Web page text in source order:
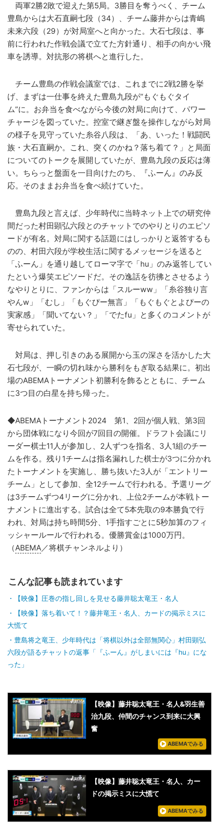
両軍2勝2敗で迎えた第5局。3勝目を奪うべく、チーム
豊島からは大石直嗣七段（34）、チーム藤井からは青嶋
未来六段（29）が対局室へと向かった。大石七段は、事
前に行われた作戦会議で立てた方針通り、相手の向かい飛
車を誘導。対抗形の将棋へと進行した。
チーム豊島の作戦会議室では、これまでに2戦2勝を挙
げ、まずは一仕事を終えた豊島九段が“もぐもぐタイ
ム”に。お弁当を食べながら今後の対局に向けて、パワー
チャージを図っていた。控室で継ぎ盤を操作しながら対局
の様子を見守っていた糸谷八段は、「あ、いった！戦闘民
族・大石直嗣か。これ、突くのかね？落ち着て？」と局面
についてのトークを展開していたが、豊島九段の反応は薄
い。ちらっと盤面を一目向けたのち、『ふーん』のみ反
応。そのままお弁当を食べ続けていた。
豊島九段と言えば、少年時代に当時ネット上での研究仲
間だった村田顕弘六段とのチャットでのやりとりのエピソ
ードが有名。対局に関する話題にはしっかりと返答するも
のの、村田六段が学校生活に関するメッセージを送ると
「ふーん」を通り越してローマ字で「hu」のみ返答してい
たという爆笑エピソードだ。その逸話を彷彿とさせるよう
なやりとりに、ファンからは「スルーww」「糸谷独り言
やんw」「むし」「もぐぴー無言」「もぐもぐとよぴーの
実家感」「聞いてない？」「でたfu」と多くのコメントが
寄せられていた。
対局は、押し引きのある展開から玉の深さを活かした大
石七段が、一瞬の切れ味から勝利をもぎ取る結果に。初出
場のABEMAトーナメント初勝利を飾るとともに、チーム
に3つ目の白星を持ち帰った。
◆ABEMAトーナメント2024 第1、2回が個人戦、第3回
から団体戦になり今回が7回目の開催。ドラフト会議にリ
ーダー棋士11人が参加し、2人ずつを指名、3人1組のチー
ムを作る。残り1チームは指名漏れした棋士が3つに分かれ
たトーナメントを実施し、勝ち抜いた3人が「エントリー
チーム」として参加、全12チームで行われる。予選リーグ
は3チームずつ4リーグに分かれ、上位2チームが本戦トー
ナメントに進出する。試合は全て5本先取の9本勝負で行
われ、対局は持ち時間5分、1手指すごとに5秒加算のフィ
ッシャールールで行われる。優勝賞金は1000万円。
（ABEMA ／将棋チャンネルより）
こんな記事も読まれています
【映像】圧巻の指し回しを見せる藤井聡太竜王・名人
【映像】落ち着いて！？藤井竜王・名人、カードの掲示ミスに
大慌て
豊島将之竜王、少年時代は「将棋以外は全部無関心」村田顕弘
六段が語るチャットの返事「『ふーん』がしまいには『hu』にな
った」
【映像】藤井聡太竜王・名人&羽生善
治九段、仲間のチャンス到来に大興
奮
ABEMAでみる
【映像】藤井聡太竜王・名人、カー
ドの掲示ミスに大慌て
ABEMAでみる